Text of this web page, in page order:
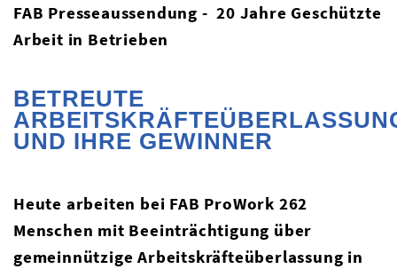
FAB Presseaussendung - 20 Jahre Geschützte
Arbeit in Betrieben
BETREUTE
UND IHRE GEWINNER
Heute arbeiten bei FAB ProWork 262
Menschen mit Beeinträchtigung über
gemeinnützige Arbeitskräfteüberlassung in